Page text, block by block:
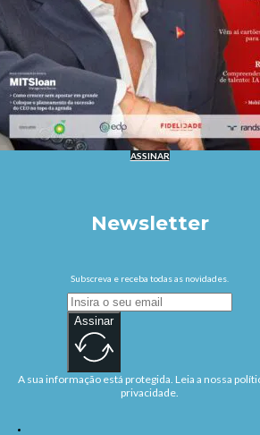
e
ASSINAR
Newsletter
Subscreva e receba todas as novidades.
Assinar
A sua informação está protegida. Leia a nossa
privacidade.